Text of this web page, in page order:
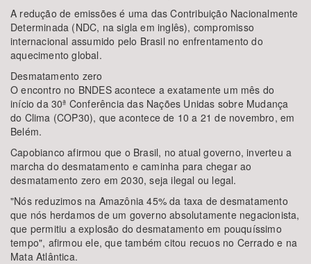
A redução de emissões é uma das Contribuição Nacionalmente
Determinada (NDC, na sigla em inglês), compromisso
internacional assumido pelo Brasil no enfrentamento do
aquecimento global.
Desmatamento zero
O encontro no BNDES acontece a exatamente um mês do
início da 30ª Conferência das Nações Unidas sobre Mudança
do Clima (COP30), que acontece de 10 a 21 de novembro, em
Belém.
Capobianco afirmou que o Brasil, no atual governo, inverteu a
marcha do desmatamento e caminha para chegar ao
desmatamento zero em 2030, seja ilegal ou legal.
"Nós reduzimos na Amazônia 45% da taxa de desmatamento
que nós herdamos de um governo absolutamente negacionista,
que permitiu a explosão do desmatamento em pouquíssimo
tempo", afirmou ele, que também citou recuos no Cerrado e na
Mata Atlântica.